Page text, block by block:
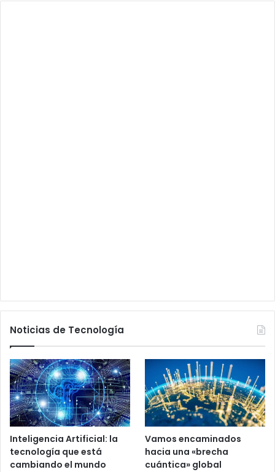
Noticias de Tecnología
Inteligencia Artificial: la
tecnología que está
cambiando el mundo
Vamos encaminados
hacia una «brecha
cuántica» global